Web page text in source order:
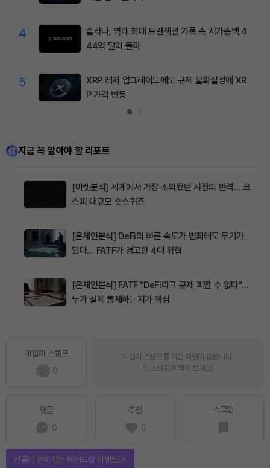
4
솔라나, 역대 최대 트랜잭션 기록 속 시가총액 4
44억 달러 돌파
5
XRP 레저 업그레이드에도 규제 불확실성에 XR
P 가격 변동
지금 꼭 알아야 할 리포트
[마켓분석] 세계에서 가장 소외됐던 시장의 반격… 코
스피 대규모 숏스퀴즈
[온체인분석] DeFi의 빠른 속도가 범죄에도 무기가
됐다… FATF가 경고한 4대 위협
[온체인분석] FATF "DeFi라고 규제 피할 수 없다"…
누가 실제 통제하는지가 핵심
데일리 스탬프
0
데일리 스탬프를 찍은 회원이 없습니다.
첫 스탬프를 찍어 보세요!
댓글
0
추천
0
스크랩
선물이 쏟아지는 에어드랍 이벤트!